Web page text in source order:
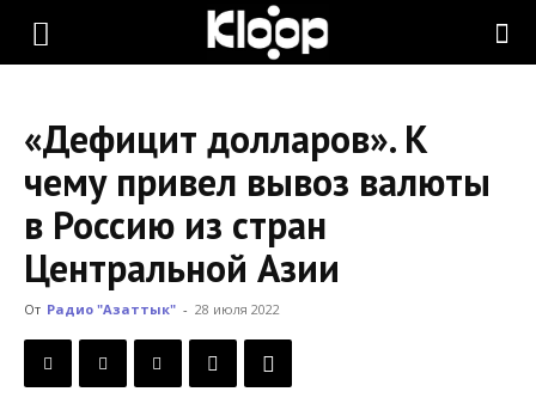
KLOOP.KG
Новости
Кыргызстана
«Дефицит долларов». К
чему привел вывоз валюты
в Россию из стран
Центральной Азии
От Радио "Азаттык" - 28 июля 2022